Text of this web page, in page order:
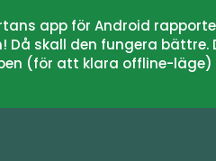
app för Android
skall den fungera
(för att klara offline-